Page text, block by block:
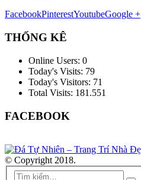
FacebookPinterestYoutubeGoogle +
THỐNG KÊ
Online Users: 0
Today's Visits: 79
Today's Visitors: 71
Total Visits: 181.551
FACEBOOK
© Copyright 2018.